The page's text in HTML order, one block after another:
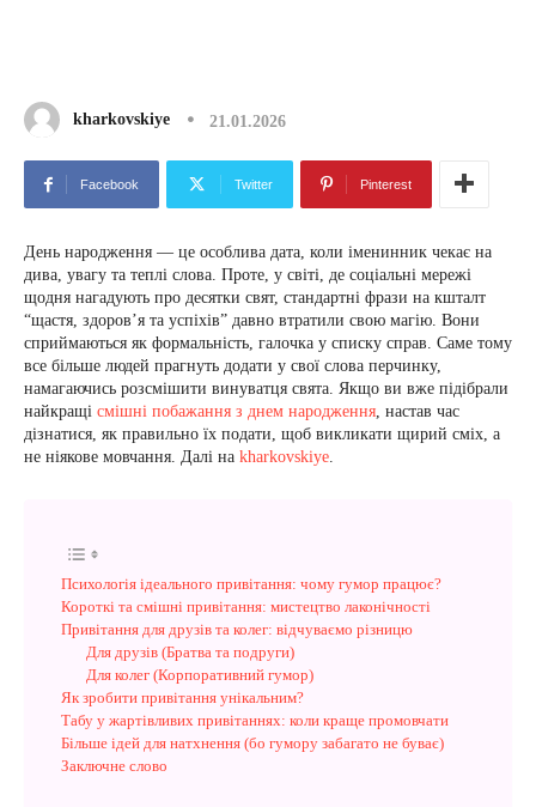
kharkovskiye 21.01.2026
Facebook Twitter Pinterest
День народження — це особлива дата, коли іменинник чекає на
дива, увагу та теплі слова. Проте, у світі, де соціальні мережі
щодня нагадують про десятки свят, стандартні фрази на кшталт
“щастя, здоров’я та успіхів” давно втратили свою магію. Вони
сприймаються як формальність, галочка у списку справ. Саме тому
все більше людей прагнуть додати у свої слова перчинку,
намагаючись розсмішити винуватця свята. Якщо ви вже підібрали
найкращі смішні побажання з днем народження, настав час
дізнатися, як правильно їх подати, щоб викликати щирий сміх, а
не ніякове мовчання. Далі на kharkovskiye.
Психологія ідеального привітання: чому гумор працює?
Короткі та смішні привітання: мистецтво лаконічності
Привітання для друзів та колег: відчуваємо різницю
Для друзів (Братва та подруги)
Для колег (Корпоративний гумор)
Як зробити привітання унікальним?
Табу у жартівливих привітаннях: коли краще промовчати
Більше ідей для натхнення (бо гумору забагато не буває)
Заключне слово